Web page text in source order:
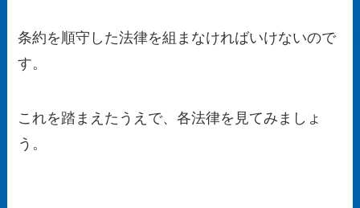
条約を順守した法律を組まなければいけないので
す。
これを踏まえたうえで、各法律を見てみましょ
う。